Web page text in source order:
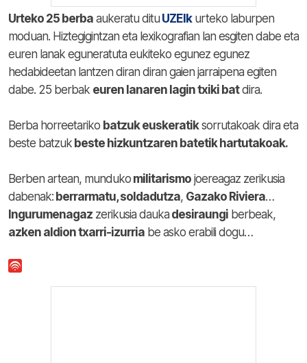
Urteko 25 berba aukeratu ditu UZEIk urteko laburpen
moduan. Hiztegigintzan eta lexikografian lan esgiten dabe eta
euren lanak eguneratuta eukiteko egunez egunez
hedabideetan lantzen diran diran gaien jarraipena egiten
dabe. 25 berbak euren lanaren lagin txiki batdira.
Berba horreetariko batzuk euskeratiksorrutakoak dira eta
beste batzuk beste hizkuntzaren batetik hartutakoak.
Berben artean, munduko militarismo joereagaz zerikusia
dabenak: berrarmatu, soldadutza, Gazako Riviera…
Ingurumenagaz zerikusia dauka desiraungi berbeak,
azken aldion txarri-izurria be asko erabili dogu…